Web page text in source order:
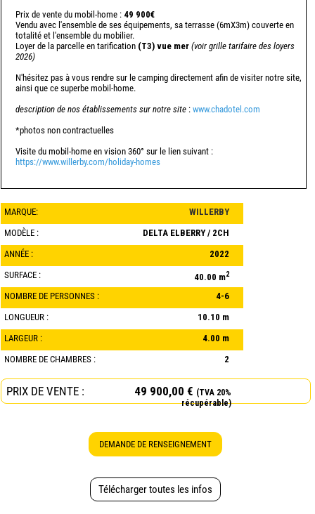
Prix de vente du mobil-home : 49 900€
Vendu avec l'ensemble de ses équipements, sa terrasse (6mX3m) couverte en
totalité et l'ensemble du mobilier.
Loyer de la parcelle en tarification (T3) vue mer (voir grille tarifaire des loyers
2026)
N'hésitez pas à vous rendre sur le camping directement afin de visiter notre site,
ainsi que ce superbe mobil-home.
description de nos établissements sur notre site : www.chadotel.com
*photos non contractuelles
Visite du mobil-home en vision 360° sur le lien suivant :
https://www.willerby.com/holiday-homes
MARQUE:
WILLERBY
MODÈLE :
DELTA ELBERRY / 2CH
ANNÉE :
2022
SURFACE :
40.00 m2
NOMBRE DE PERSONNES :
4-6
LONGUEUR :
10.10 m
LARGEUR :
4.00 m
NOMBRE DE CHAMBRES :
2
PRIX DE VENTE : 49 900,00 € (TVA 20%
récupérable)
DEMANDE DE RENSEIGNEMENT
Télécharger toutes les infos